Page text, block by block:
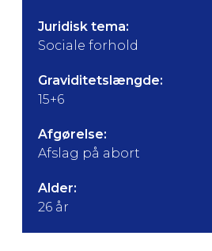
Juridisk tema:
Sociale forhold
Graviditetslængde:
15+6
Afgørelse:
Afslag på abort
Alder:
26 år